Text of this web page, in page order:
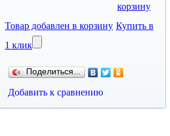
корзину
Товар добавлен в корзину Купить в
1 клик
Поделиться...
Добавить к сравнению